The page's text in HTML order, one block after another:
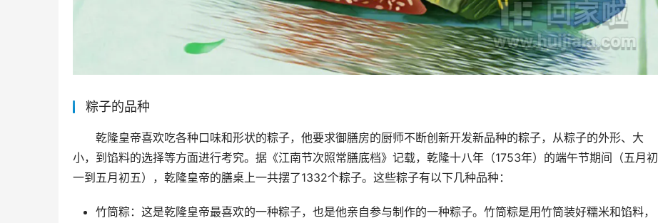
粽子的品种
乾隆皇帝喜欢吃各种口味和形状的粽子，他要求御膳房的厨师不断创新开发新品种的粽子，从粽子的外形、大
小，到馅料的选择等方面进行考究。据《江南节次照常膳底档》记载，乾隆十八年（1753年）的端午节期间（五月初
一到五月初五），乾隆皇帝的膳桌上一共摆了1332个粽子。这些粽子有以下几种品种：
竹筒粽：这是乾隆皇帝最喜欢的一种粽子，也是他亲自参与制作的一种粽子。竹筒粽是用竹筒装好糯米和馅料，